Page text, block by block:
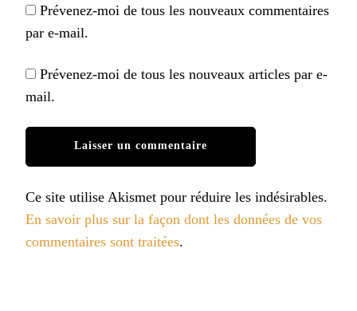
Prévenez-moi de tous les nouveaux commentaires
par e-mail.
Prévenez-moi de tous les nouveaux articles par e-
mail.
Ce site utilise Akismet pour réduire les indésirables.
En savoir plus sur la façon dont les données de vos
commentaires sont traitées.